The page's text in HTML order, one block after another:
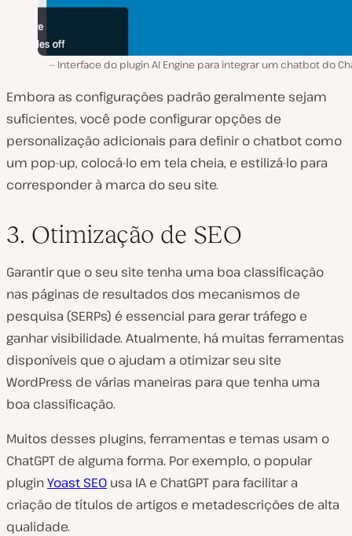
Interface do plugin AI Engine para integrar um chatbot do
Embora as configurações padrão geralmente sejam
suficientes, você pode configurar opções de
personalização adicionais para definir o chatbot como
um pop-up, colocá-lo em tela cheia, e estilizá-lo para
corresponder à marca do seu site.
3. Otimização de SEO
Garantir que o seu site tenha uma boa classificação
nas páginas de resultados dos mecanismos de
pesquisa (SERPs) é essencial para gerar tráfego e
ganhar visibilidade. Atualmente, há muitas ferramentas
disponíveis que o ajudam a otimizar seu site
WordPress de várias maneiras para que tenha uma
boa classificação.
Muitos desses plugins, ferramentas e temas usam o
ChatGPT de alguma forma. Por exemplo, o popular
pluginYoast SEO usa IA e ChatGPT para facilitar a
criação de títulos de artigos e metadescrições de alta
qualidade.